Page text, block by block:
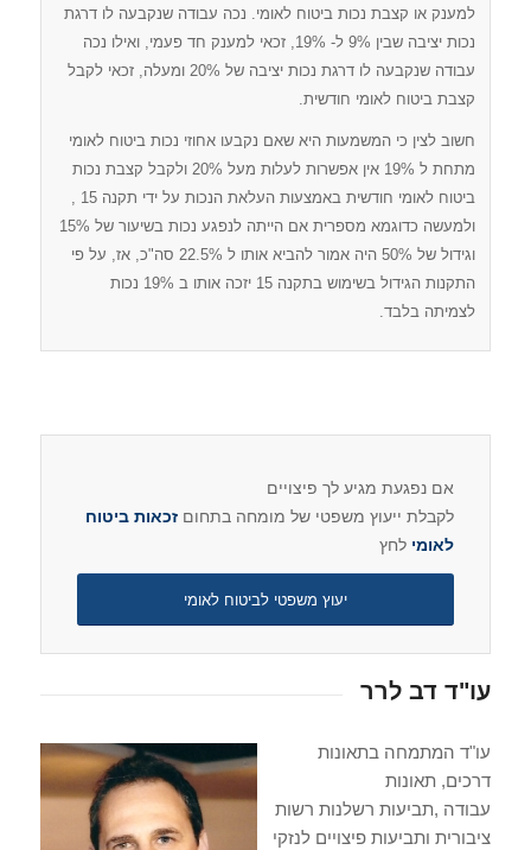
למענק או קצבת נכות ביטוח לאומי. נכה עבודה שנקבעה לו דרגת
נכות יציבה שבין 9% ל- 19%, זכאי למענק חד פעמי, ואילו נכה
עבודה שנקבעה לו דרגת נכות יציבה של 20% ומעלה, זכאי לקבל
קצבת ביטוח לאומי חודשית.
חשוב לצין כי המשמעות היא שאם נקבעו אחוזי נכות ביטוח לאומי
מתחת ל 19% אין אפשרות לעלות מעל 20% ולקבל קצבת נכות
ביטוח לאומי חודשית באמצעות העלאת הנכות על ידי תקנה 15 ,
ולמעשה כדוגמא מספרית אם הייתה לנפגע נכות בשיעור של 15%
וגידול של 50% היה אמור להביא אותו ל 22.5% סה"כ, אז, על פי
התקנות הגידול בשימוש בתקנה 15 יזכה אותו ב 19% נכות
לצמיתה בלבד.
אם נפגעת מגיע לך פיצויים
לקבלת ייעוץ משפטי של מומחה בתחום זכאות ביטוח
לאומי לחץ
יעוץ משפטי לביטוח לאומי
עו"ד דב לרר
עו"ד המתמחה בתאונות
דרכים, תאונות
עבודה ,תביעות רשלנות רשות
ציבורית ותביעות פיצויים לנזקי